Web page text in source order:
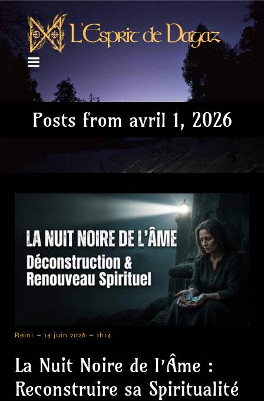
Posts from avril 1, 2026
Reini - 14 juin 2026 - 1h14
La Nuit Noire de l’Âme :
Reconstruire sa Spiritualité